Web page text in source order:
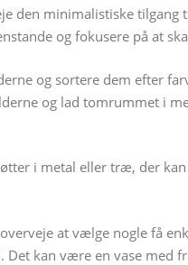
den minimalistiske
og fokusere på at
og sortere dem efter
og lad tomrummet i
i metal eller træ, der
at vælge nogle få
kan være en vase med